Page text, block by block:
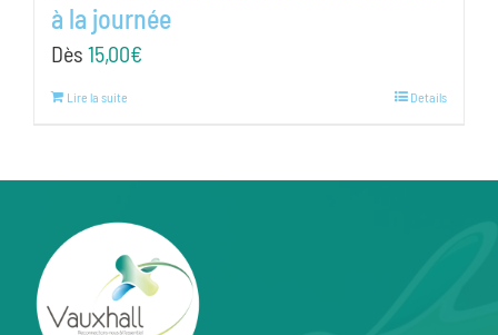
à la journée
Dès 15,00€
Lire la suite Details